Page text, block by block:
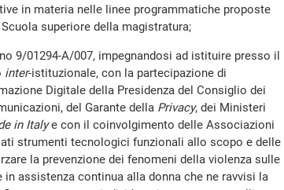
in materia nelle linee programmatiche proposte
superiore della magistratura;
A/007, impegnandosi ad istituire presso il
inter-istituzionale, con la partecipazione di
Digitale della Presidenza del Consiglio dei
del Garante della Privacy, dei Ministeri
in Italye con il coinvolgimento delle Associazioni
strumenti tecnologici funzionali allo scopo e delle
la prevenzione dei fenomeni della violenza sulle
in assistenza continua alla donna che ne ravvisi la